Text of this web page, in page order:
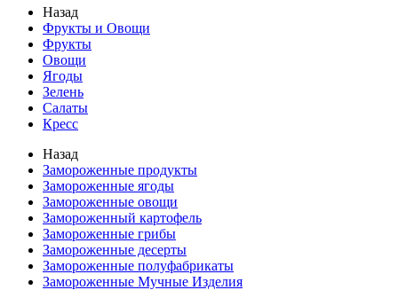
Назад
Фрукты и Овощи
Фрукты
Овощи
Ягоды
Зелень
Салаты
Кресс
Назад
Замороженные продукты
Замороженные ягоды
Замороженные овощи
Замороженный картофель
Замороженные грибы
Замороженные десерты
Замороженные полуфабрикаты
Замороженные Мучные Изделия